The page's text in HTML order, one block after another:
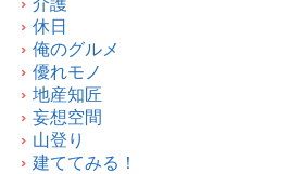
休日
俺のグルメ
優れモノ
地産知匠
妄想空間
山登り
建ててみる！